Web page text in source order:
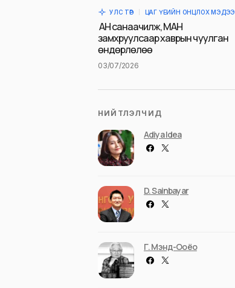
УЛС ТӨР ЦАГ ҮЕИЙН ОНЦЛОХ МЭДЭЭ
АН санаачилж, МАН
замхруулсаар хаврын чуулган
өндөрлөлөө
03/07/2026
НИЙТЛЭЛЧИД
Adiya Idea
D. Sainbayar
Г. Мэнд-Ооёо